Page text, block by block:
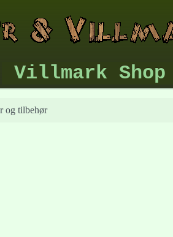
Villmark Shop
og tilbehør